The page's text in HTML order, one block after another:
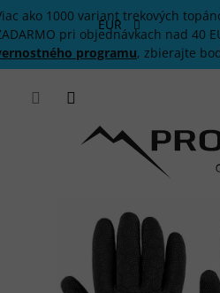
Prejsť
na
obsah
ako 1000 variant trekových
pri objednávkach nad 40
programu, zbierajte
EUR